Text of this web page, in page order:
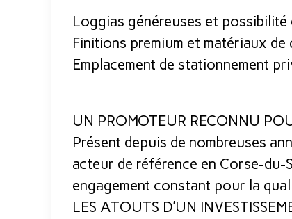
Loggias généreuses et
Finitions premium et matériaux de
Emplacement de stationnement
UN PROMOTEUR RECONNU
Présent depuis de nombreuses
acteur de référence en Corse-du-
engagement constant pour la
LES ATOUTS D’UN